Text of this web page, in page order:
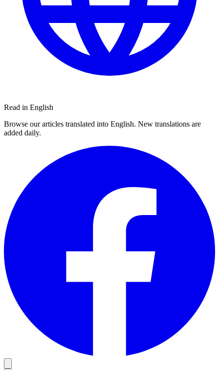
Read in English
Browse our articles translated into English. New translations are
added daily.